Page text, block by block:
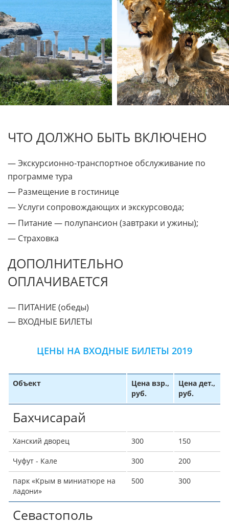
ЧТО ДОЛЖНО БЫТЬ ВКЛЮЧЕНО
— Экскурсионно-транспортное обслуживание по
программе тура
— Размещение в гостинице
— Услуги сопровождающих и экскурсовода;
— Питание — полупансион (завтраки и ужины);
— Страховка
ДОПОЛНИТЕЛЬНО
ОПЛАЧИВАЕТСЯ
— ПИТАНИЕ (обеды)
— ВХОДНЫЕ БИЛЕТЫ
ЦЕНЫ НА ВХОДНЫЕ БИЛЕТЫ 2019
Объект
Цена взр.,
руб.
Цена дет.,
руб.
Бахчисарай
Ханский дворец 300 150
Чуфут - Кале 300 200
парк «Крым в миниатюре на
ладони»
500 300
Севастополь